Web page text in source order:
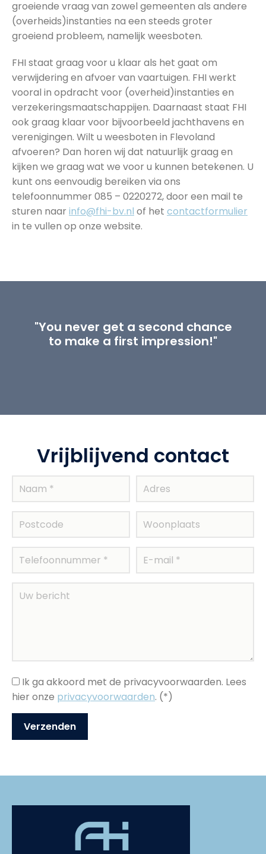
groeiende vraag van zowel gemeenten als andere
(overheids)instanties na een steeds groter
groeiend probleem, namelijk weesboten.
FHI staat graag voor u klaar als het gaat om
verwijdering en afvoer van vaartuigen. FHI werkt
vooral in opdracht voor (overheid)instanties en
verzekeringsmaatschappijen. Daarnaast staat FHI
ook graag klaar voor bijvoorbeeld jachthavens en
verenigingen. Wilt u weesboten in Flevoland
afvoeren? Dan horen wij dat natuurlijk graag en
kijken we graag wat we voor u kunnen betekenen. U
kunt ons eenvoudig bereiken via ons
telefoonnummer 085 – 0220272, door een mail te
sturen naar info@fhi-bv.nl of het contactformulier
in te vullen op onze website.
"You never get a second chance
to make a first impression!"
Vrijblijvend contact
Ik ga akkoord met de privacyvoorwaarden. Lees
hier onze privacyvoorwaarden. (*)